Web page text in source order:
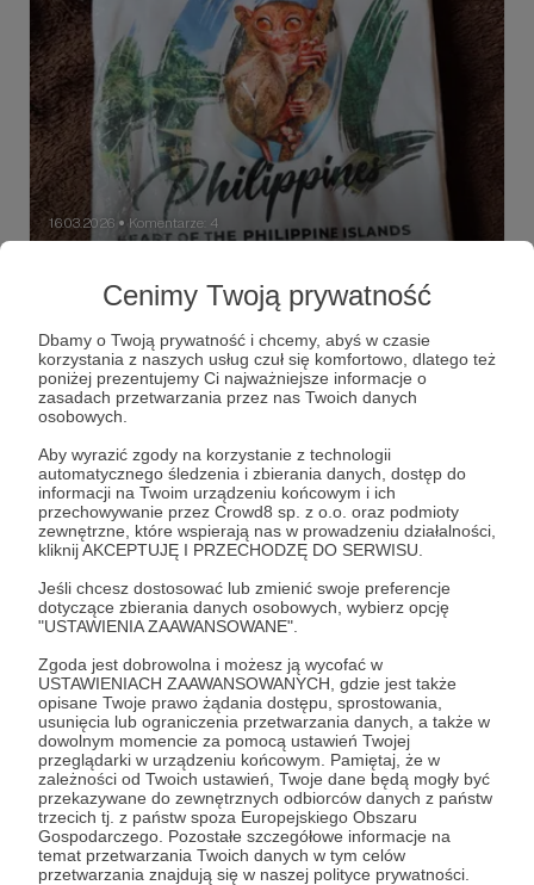
Cenimy Twoją prywatność
Dbamy o Twoją prywatność i chcemy, abyś w czasie
korzystania z naszych usług czuł się komfortowo, dlatego też
poniżej prezentujemy Ci najważniejsze informacje o
zasadach przetwarzania przez nas Twoich danych
osobowych.
Aby wyrazić zgody na korzystanie z technologii
automatycznego śledzenia i zbierania danych, dostęp do
informacji na Twoim urządzeniu końcowym i ich
przechowywanie przez Crowd8 sp. z o.o. oraz podmioty
zewnętrzne, które wspierają nas w prowadzeniu działalności,
kliknij AKCEPTUJĘ I PRZECHODZĘ DO SERWISU.
Jeśli chcesz dostosować lub zmienić swoje preferencje
dotyczące zbierania danych osobowych, wybierz opcję
"USTAWIENIA ZAAWANSOWANE".
Zgoda jest dobrowolna i możesz ją wycofać w
USTAWIENIACH ZAAWANSOWANYCH, gdzie jest także
opisane Twoje prawo żądania dostępu, sprostowania,
usunięcia lub ograniczenia przetwarzania danych, a także w
dowolnym momencie za pomocą ustawień Twojej
przeglądarki w urządzeniu końcowym. Pamiętaj, że w
zależności od Twoich ustawień, Twoje dane będą mogły być
przekazywane do zewnętrznych odbiorców danych z państw
trzecich tj. z państw spoza Europejskiego Obszaru
Gospodarczego. Pozostałe szczegółowe informacje na
temat przetwarzania Twoich danych w tym celów
przetwarzania znajdują się w naszej polityce prywatności.
16.03.2026 ● Komentarze: 4
Live dla Patronów i losowanie koszulki-
pamiątki z Filipin
Zapraszam na grupę FB, chętnie zamienię słowo ;)
filipiny koszulka live
Dołącz do grona Patronów!
Wesprzyj działalność Autora Zaraz Tam Wjadę!
teraz!
Zostań Patronem